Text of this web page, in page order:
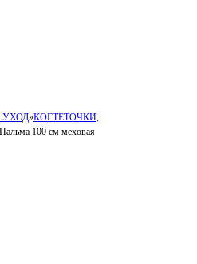
УХОД»КОГТЕТОЧКИ,
100 см меховая